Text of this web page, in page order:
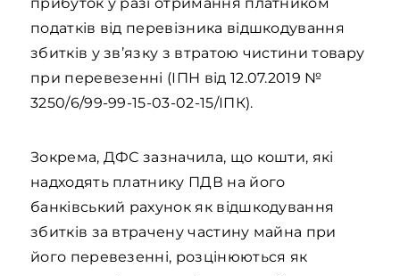
податків від перевізника відшкодування
збитків у зв’язку з втратою чистини товару
при перевезенні (ІПН від 12.07.2019 №
3250/6/99-99-15-03-02-15/ІПК).
Зокрема, ДФС зазначила, що кошти, які
надходять платнику ПДВ на його
банківський рахунок як відшкодування
збитків за втрачену частину майна при
його перевезенні, розцінюються як